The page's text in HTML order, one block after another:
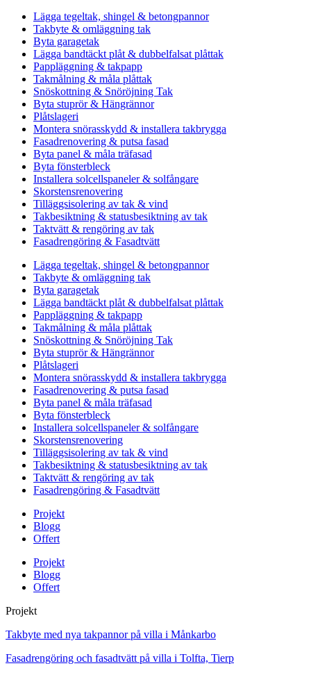
Lägga tegeltak, shingel & betongpannor
Takbyte & omläggning tak
Byta garagetak
Lägga bandtäckt plåt & dubbelfalsat plåttak
Pappläggning & takpapp
Takmålning & måla plåttak
Snöskottning & Snöröjning Tak
Byta stuprör & Hängrännor
Plåtslageri
Montera snörasskydd & installera takbrygga
Fasadrenovering & putsa fasad
Byta panel & måla träfasad
Byta fönsterbleck
Installera solcellspaneler & solfångare
Skorstensrenovering
Tilläggsisolering av tak & vind
Takbesiktning & statusbesiktning av tak
Taktvätt & rengöring av tak
Fasadrengöring & Fasadtvätt
Lägga tegeltak, shingel & betongpannor
Takbyte & omläggning tak
Byta garagetak
Lägga bandtäckt plåt & dubbelfalsat plåttak
Pappläggning & takpapp
Takmålning & måla plåttak
Snöskottning & Snöröjning Tak
Byta stuprör & Hängrännor
Plåtslageri
Montera snörasskydd & installera takbrygga
Fasadrenovering & putsa fasad
Byta panel & måla träfasad
Byta fönsterbleck
Installera solcellspaneler & solfångare
Skorstensrenovering
Tilläggsisolering av tak & vind
Takbesiktning & statusbesiktning av tak
Taktvätt & rengöring av tak
Fasadrengöring & Fasadtvätt
Projekt
Blogg
Offert
Projekt
Blogg
Offert
Projekt
Takbyte med nya takpannor på villa i Månkarbo
Fasadrengöring och fasadtvätt på villa i Tolfta, Tierp